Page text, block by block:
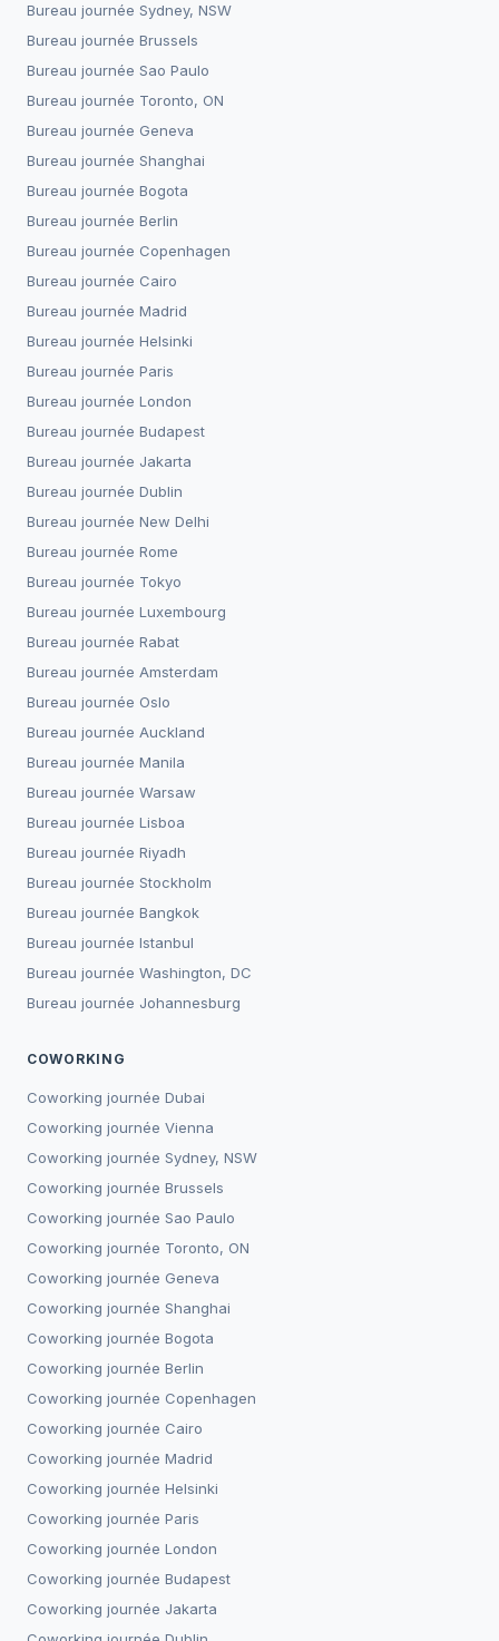
Bureau journée Sydney, NSW
Bureau journée Brussels
Bureau journée Sao Paulo
Bureau journée Toronto, ON
Bureau journée Geneva
Bureau journée Shanghai
Bureau journée Bogota
Bureau journée Berlin
Bureau journée Copenhagen
Bureau journée Cairo
Bureau journée Madrid
Bureau journée Helsinki
Bureau journée Paris
Bureau journée London
Bureau journée Budapest
Bureau journée Jakarta
Bureau journée Dublin
Bureau journée New Delhi
Bureau journée Rome
Bureau journée Tokyo
Bureau journée Luxembourg
Bureau journée Rabat
Bureau journée Amsterdam
Bureau journée Oslo
Bureau journée Auckland
Bureau journée Manila
Bureau journée Warsaw
Bureau journée Lisboa
Bureau journée Riyadh
Bureau journée Stockholm
Bureau journée Bangkok
Bureau journée Istanbul
Bureau journée Washington, DC
Bureau journée Johannesburg
COWORKING
Coworking journée Dubai
Coworking journée Vienna
Coworking journée Sydney, NSW
Coworking journée Brussels
Coworking journée Sao Paulo
Coworking journée Toronto, ON
Coworking journée Geneva
Coworking journée Shanghai
Coworking journée Bogota
Coworking journée Berlin
Coworking journée Copenhagen
Coworking journée Cairo
Coworking journée Madrid
Coworking journée Helsinki
Coworking journée Paris
Coworking journée London
Coworking journée Budapest
Coworking journée Jakarta